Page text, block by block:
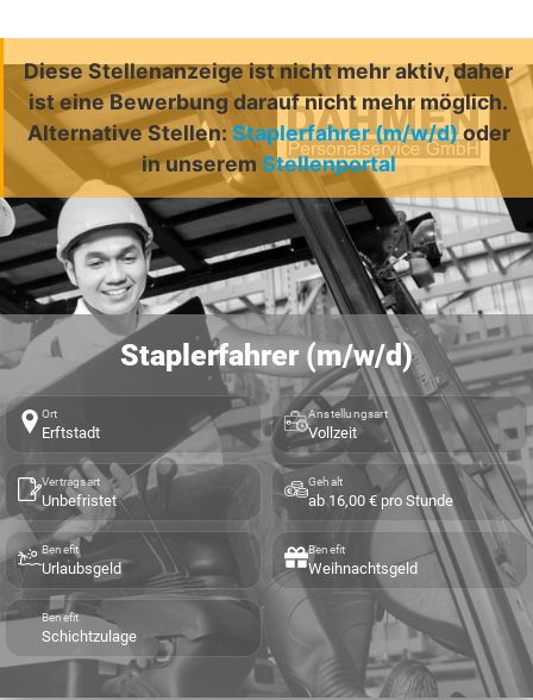
Diese Stellenanzeige ist nicht mehr aktiv, daher
ist eine Bewerbung darauf nicht mehr möglich.
Alternative Stellen: Staplerfahrer (m/w/d) oder
in unserem Stellenportal
Staplerfahrer (m/w/d)
Ort
Erftstadt
Anstellungsart
Vollzeit
Vertragsart
Unbefristet
Gehalt
ab 16,00 € pro Stunde
Benefit
Urlaubsgeld
Benefit
Weihnachtsgeld
Benefit
Schichtzulage